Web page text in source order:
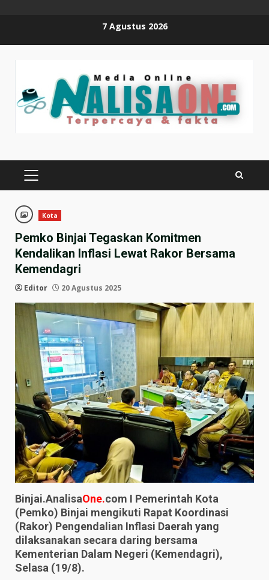
7 Agustus 2026
PRIMARY
Kota
Pemko Binjai Tegaskan Komitmen
Kendalikan Inflasi Lewat Rakor Bersama
Kemendagri
Editor 20 Agustus 2025
Binjai.AnalisaOne.com I Pemerintah Kota
(Pemko) Binjai mengikuti Rapat Koordinasi
(Rakor) Pengendalian Inflasi Daerah yang
dilaksanakan secara daring bersama
Kementerian Dalam Negeri (Kemendagri),
Selasa (19/8).